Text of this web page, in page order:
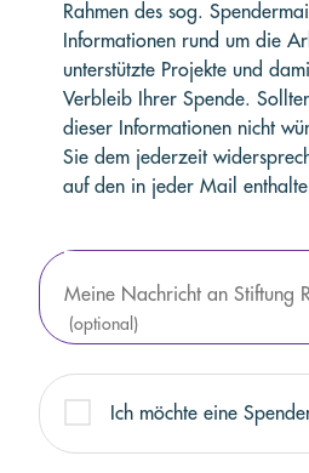
Rahmen des sog.
Informationen rund um die
unterstützte Projekte und
Verbleib Ihrer Spende.
dieser Informationen nicht
Sie dem jederzeit
auf den in jeder Mail
Meine Nachricht an Stiftung
(optional)
Ich möchte eine